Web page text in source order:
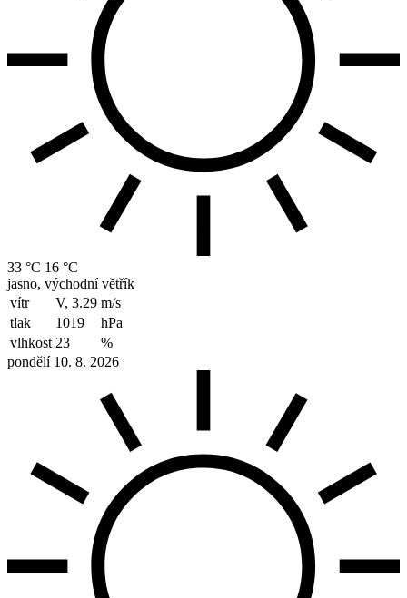
33 °C 16 °C
jasno, východní větřík
vítr
V, 3.29 m/s
tlak
1019
hPa
vlhkost 23
%
pondělí 10. 8. 2026